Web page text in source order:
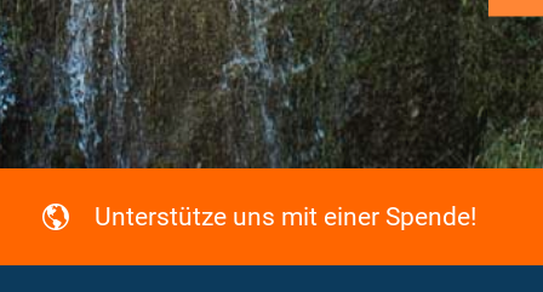
Unterstütze uns mit einer Spende!